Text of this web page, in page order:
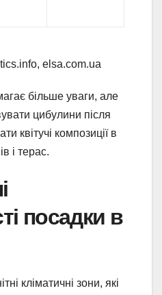
elsa.com.ua
більше уваги, але
цибулини після
квітучі композиції в
і терас.
посадки в
кліматичні зони, які